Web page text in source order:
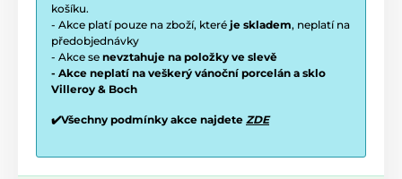
košíku.
- Akce platí pouze na zboží, které je skladem, neplatí na
předobjednávky
- Akce se nevztahuje na položky ve slevě
- Akce neplatí na veškerý vánoční porcelán a sklo
Villeroy & Boch
✔️Všechny podmínky akce najdete ZDE